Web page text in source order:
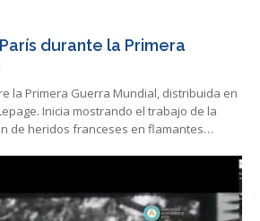
durante la Primera
la Primera Guerra Mundial, distribuida en
Inicia mostrando el trabajo de la
de heridos franceses en flamantes…